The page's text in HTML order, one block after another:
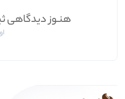
هنـوز دیدگاهی